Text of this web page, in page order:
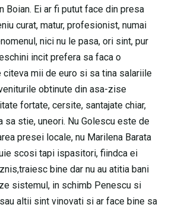
Boian. Ei ar fi putut face din presa
curat, matur, profesionist, numai
nici nu le pasa, ori sint, pur
incit prefera sa faca o
citeva mii de euro si sa tina salariile
obtinute din asa-zise
fortate, cersite, santajate chiar,
sa stie, uneori. Nu Golescu este de
presei locale, nu Marilena Barata
scosi tapi ispasitori, fiindca ei
bine dar nu au atitia bani
sistemul, in schimb Penescu si
altii sint vinovati si ar face bine sa